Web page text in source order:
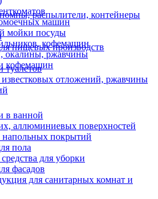
машин
мойки посуды
кофемашин
окалины, ржавчины
кофемашин
распылители, контейнеры
пищевых производств
туалетов
известковых отложений, ржавчины
в ванной
аллюминиевых поверхностей
напольных покрытий
пола
для уборки
фасадов
для санитарных комнат и